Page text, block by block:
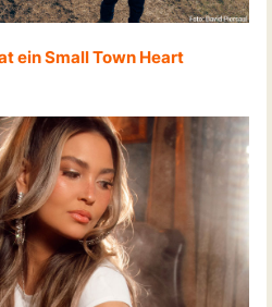
ein Small Town Heart